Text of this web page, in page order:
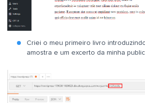
Criei o meu primeiro livro
amostra e um excerto da minha